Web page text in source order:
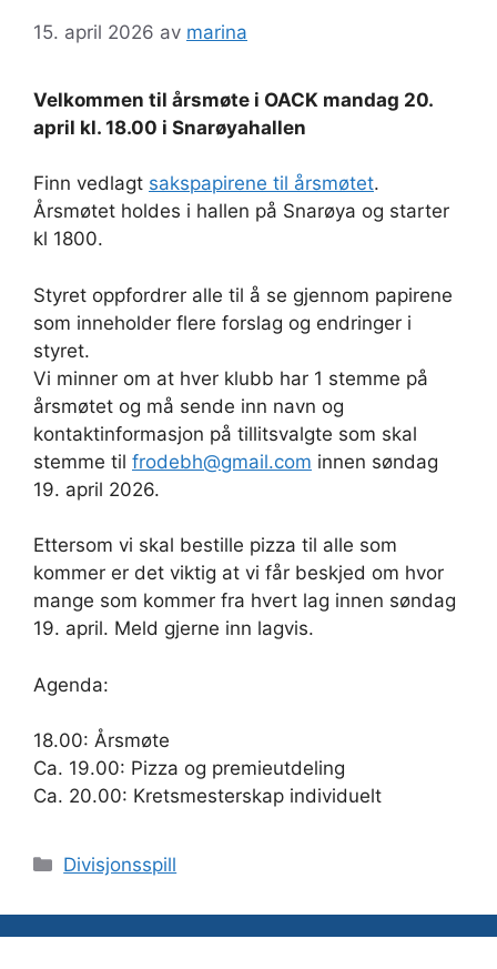
15. april 2026 av marina
Velkommen til årsmøte i OACK mandag 20.
april kl. 18.00 i Snarøyahallen
Finn vedlagt sakspapirene til årsmøtet.
Årsmøtet holdes i hallen på Snarøya og starter
kl 1800.
Styret oppfordrer alle til å se gjennom papirene
som inneholder flere forslag og endringer i
styret.
Vi minner om at hver klubb har 1 stemme på
årsmøtet og må sende inn navn og
kontaktinformasjon på tillitsvalgte som skal
stemme til frodebh@gmail.com innen søndag
19. april 2026.
Ettersom vi skal bestille pizza til alle som
kommer er det viktig at vi får beskjed om hvor
mange som kommer fra hvert lag innen søndag
19. april. Meld gjerne inn lagvis.
Agenda:
18.00: Årsmøte
Ca. 19.00: Pizza og premieutdeling
Ca. 20.00: Kretsmesterskap individuelt
Kategorier
Divisjonsspill